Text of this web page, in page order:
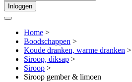
Inloggen
Home >
Boodschappen >
Koude dranken, warme dranken >
Siroop, diksap >
Siroop >
Siroop gember & limoen